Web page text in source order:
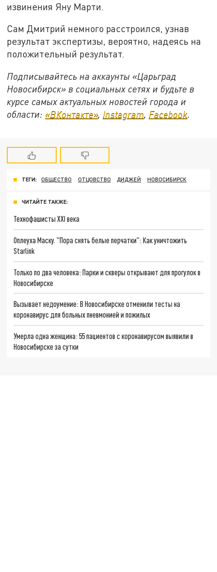
извинения Яну Марти.
Сам Дмитрий немного расстроился, узнав
результат экспертизы, вероятно, надеясь на
положительный результат.
Подписывайтесь на аккаунты «Царьград
Новосибирск» в социальных сетях и будьте в
курсе самых актуальных новостей города и
области: «ВКонтакте», Instagram, Facebook.
ТЕГИ: ОБЩЕСТВО ОТЦОВСТВО ДИДЖЕЙ НОВОСИБИРСК
ЧИТАЙТЕ ТАКЖЕ:
Технофашисты XXI века
Оплеуха Маску. "Пора снять белые перчатки": Как уничтожить
Starlink
Только по два человека: Парки и скверы открывают для прогулок в
Новосибирске
Вызывает недоумение: В Новосибирске отменили тесты на
коронавирус для больных пневмонией и пожилых
Умерла одна женщина: 55 пациентов с коронавирусом выявили в
Новосибирске за сутки